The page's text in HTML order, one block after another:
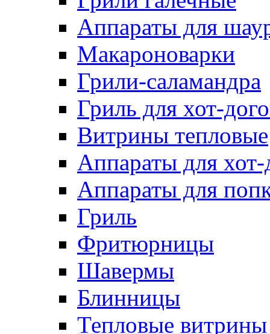
Аппараты для
Макароноварки
Грили-саламандра
Гриль для хот-
Витрины тепловые
Аппараты для хот-
Аппараты для
Гриль
Фритюрницы
Шавермы
Блинницы
Тепловые витрины